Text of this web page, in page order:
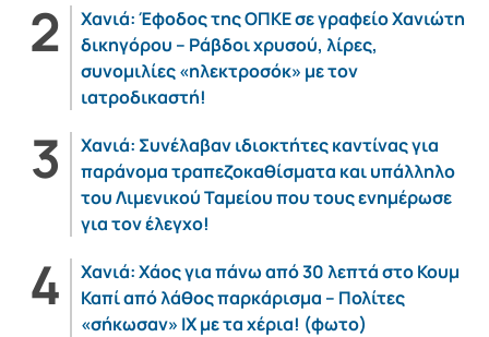
Χανιά: Έφοδος της ΟΠΚΕ σε γραφείο Χανιώτη
δικηγόρου – Ράβδοι χρυσού, λίρες,
συνομιλίες «ηλεκτροσόκ» με τον
ιατροδικαστή!
Χανιά: Συνέλαβαν ιδιοκτήτες καντίνας για
παράνομα τραπεζοκαθίσματα και υπάλληλο
του Λιμενικού Ταμείου που τους ενημέρωσε
για τον έλεγχο!
Χανιά: Χάος για πάνω από 30 λεπτά στο Κουμ
Καπί από λάθος παρκάρισμα – Πολίτες
«σήκωσαν» ΙΧ με τα χέρια! (φωτο)